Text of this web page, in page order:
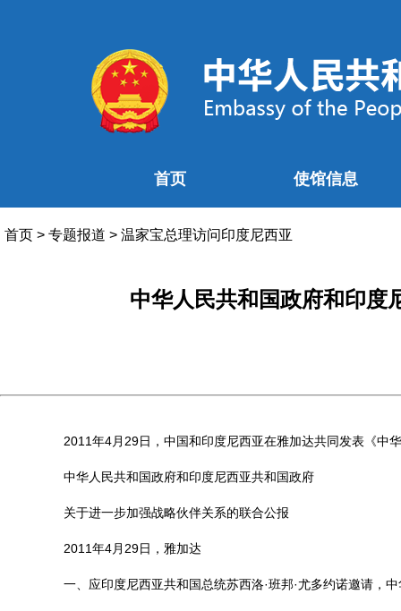
首页 使馆信息
首页 > 专题报道 > 温家宝总理访问印度尼西亚
中华人民共和国政府和印度
2011年4月29日，中国和印度尼西亚在雅加达共同发表《中华
中华人民共和国政府和印度尼西亚共和国政府
关于进一步加强战略伙伴关系的联合公报
2011年4月29日，雅加达
一、应印度尼西亚共和国总统苏西洛·班邦·尤多约诺邀请，